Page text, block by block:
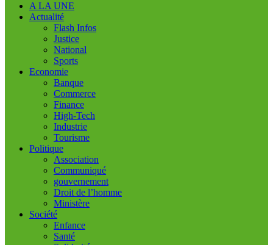
A LA UNE
Actualité
Flash Infos
Justice
National
Sports
Economie
Banque
Commerce
Finance
High-Tech
Industrie
Tourisme
Politique
Association
Communiqué
gouvernement
Droit de l’homme
Ministère
Société
Enfance
Santé